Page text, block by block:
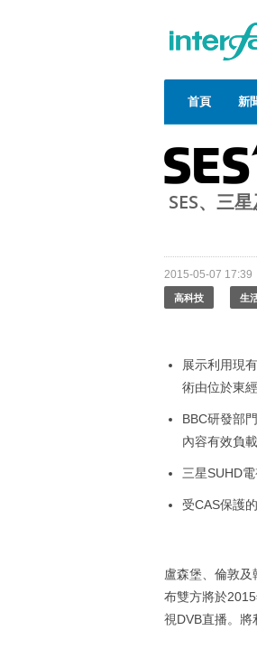
首頁 新
SES、三
2015-05-07 17:39
高科技 生
展示利用現
術由位於東
BBC研發部
內容有效負
三星SUHD
受CAS保護
盧森堡、倫敦
布雙方將於
視DVB直播。將